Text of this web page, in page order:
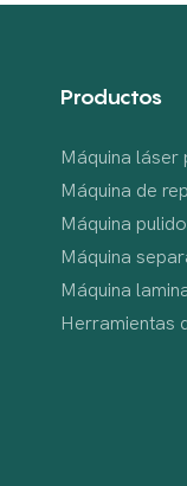
Productos
Máquina
Máquina de
Máquina
Máquina
Máquina
Herramientas